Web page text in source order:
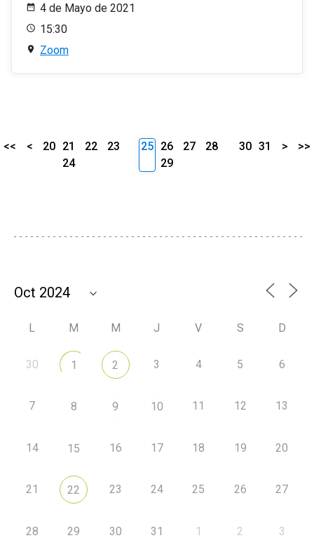
4 de Mayo de 2021
15:30
Zoom
<< < 20 21 22
23
24
25 26 27
28
29
30 31 > >>
L M M J V S D
30 1 2 3 4 5 6
7 8 9 10 11 12 13
14 15 16 17 18 19 20
21 22 23 24 25 26 27
28 29 30 31 1 2 3